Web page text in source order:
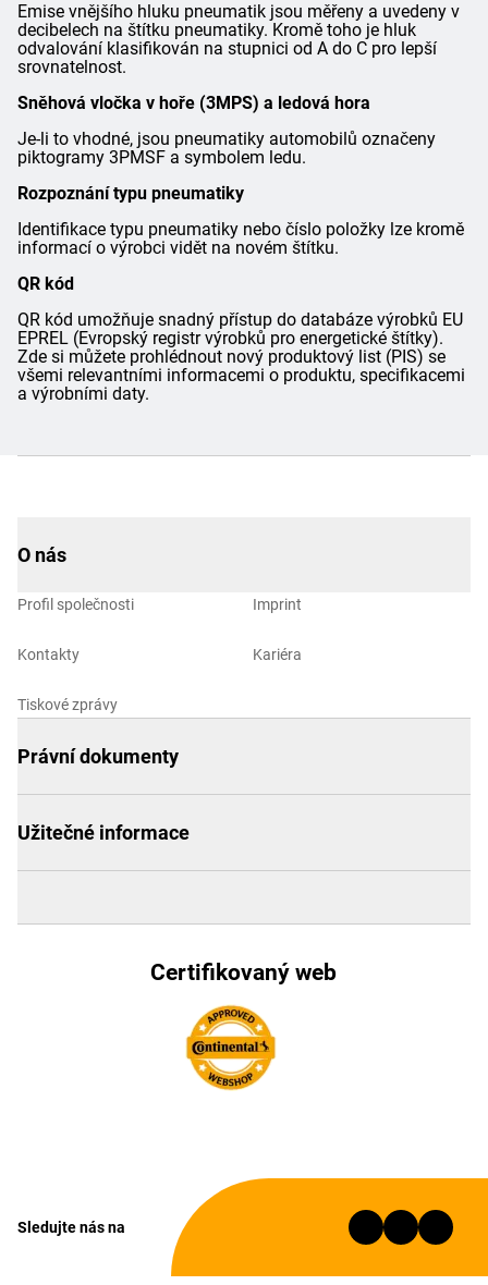
Emise vnějšího hluku pneumatik jsou měřeny a uvedeny v
decibelech na štítku pneumatiky. Kromě toho je hluk
odvalování klasifikován na stupnici od A do C pro lepší
srovnatelnost.
Sněhová vločka v hoře (3MPS) a ledová hora
Je-li to vhodné, jsou pneumatiky automobilů označeny
piktogramy 3PMSF a symbolem ledu.
Rozpoznání typu pneumatiky
Identifikace typu pneumatiky nebo číslo položky lze kromě
informací o výrobci vidět na novém štítku.
QR kód
QR kód umožňuje snadný přístup do databáze výrobků EU
EPREL (Evropský registr výrobků pro energetické štítky).
Zde si můžete prohlédnout nový produktový list (PIS) se
všemi relevantními informacemi o produktu, specifikacemi
a výrobními daty.
O nás
Profil společnosti
Kontakty
Tiskové zprávy
Imprint
Kariéra
Právní dokumenty
Užitečné informace
Certifikovaný web
Sledujte nás na